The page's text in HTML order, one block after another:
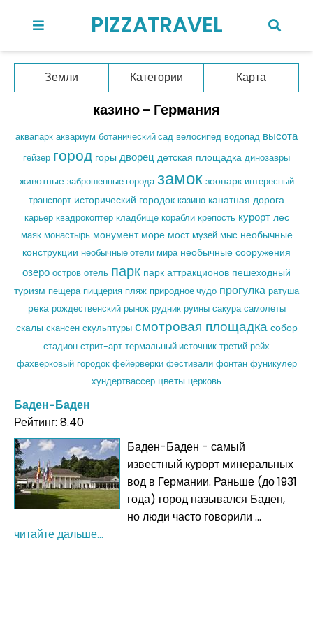
PIZZATRAVEL
Земли Категории Карта
казино - Германия
аквапарк аквариум ботанический сад велосипед водопад высота
гейзер город горы дворец детская площадка динозавры
животные заброшенные города замок зоопарк интересный
транспорт исторический городок казино канатная дорога
карьер квадрокоптер кладбище корабли крепость курорт лес
маяк монастырь монумент море мост музей мыс необычные
конструкции необычные отели мира необычные сооружения
озеро остров отель парк парк аттракционов пешеходный
туризм пещера пиццерия пляж природное чудо прогулка ратуша
река рождественский рынок рудник руины сакура самолеты
скалы скансен скульптуры смотровая площадка собор
стадион стрит-арт термальный источник третий рейх
фахверковый городок фейерверки фестивали фонтан фуникулер
хундертвассер цветы церковь
Баден-Баден
Рейтинг: 8.40
Баден-Баден - самый
известный курорт минеральных
вод в Германии. Раньше (до 1931
года) город назывался Баден,
но люди часто говорили ...
читайте дальше...